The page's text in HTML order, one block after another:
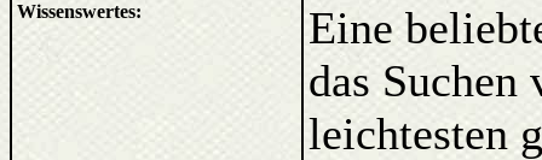
Wissenswertes:
Eine
das
leichtesten